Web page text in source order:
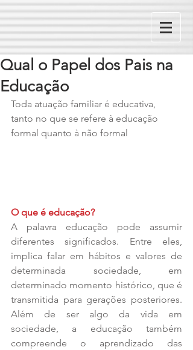
Qual o Papel dos Pais na
Educação
Toda atuação familiar é educativa,
tanto no que se refere à educação
formal quanto à não formal
O que é educação?
A palavra educação pode assumir
diferentes significados. Entre eles,
implica falar em hábitos e valores de
determinada sociedade, em
determinado momento histórico, que é
transmitida para gerações posteriores.
Além de ser algo da vida em
sociedade, a educação também
compreende o aprendizado das